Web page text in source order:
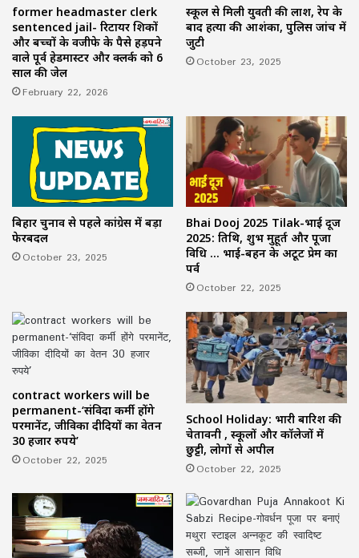
former headmaster clerk
sentenced jail- रिटायर शिक्षकों
और बच्चों के वजीफे के पैसे हड़पने
वाले पूर्व हेडमास्टर और क्लर्क को 6
साल की जेल
February 22, 2026
स्कूल से मिली युवती की लाश, रेप के
बाद हत्या की आशंका, पुलिस जांच में
जुटी
October 23, 2025
बिहार चुनाव से पहले कांग्रेस में बड़ा
फेरबदल
October 23, 2025
Bhai Dooj 2025 Tilak-भाई दूज
2025: तिथि, शुभ मुहूर्त और पूजा
विधि … भाई-बहन के अटूट प्रेम का
पर्व
October 22, 2025
contract workers will be
permanent-‘संविदा कर्मी होंगे
परमानेंट, जीविका दीदियों का वेतन
30 हजार रुपये’
October 22, 2025
School Holiday: भारी बारिश की
चेतावनी , स्कूलों और कॉलेजों में
छुट्टी, लोगों से अपील
October 22, 2025